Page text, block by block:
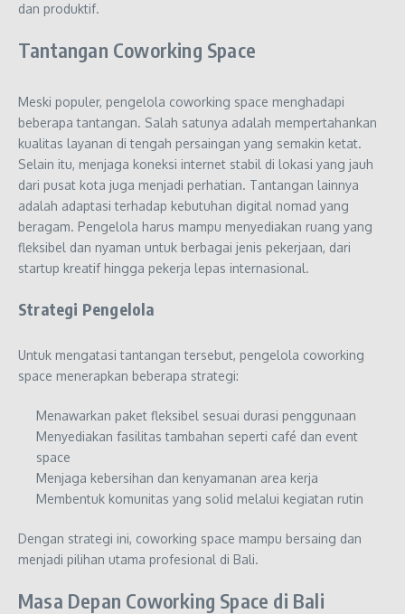
dan produktif.
Tantangan Coworking Space
Meski populer, pengelola coworking space menghadapi
beberapa tantangan. Salah satunya adalah mempertahankan
kualitas layanan di tengah persaingan yang semakin ketat.
Selain itu, menjaga koneksi internet stabil di lokasi yang jauh
dari pusat kota juga menjadi perhatian. Tantangan lainnya
adalah adaptasi terhadap kebutuhan digital nomad yang
beragam. Pengelola harus mampu menyediakan ruang yang
fleksibel dan nyaman untuk berbagai jenis pekerjaan, dari
startup kreatif hingga pekerja lepas internasional.
Strategi Pengelola
Untuk mengatasi tantangan tersebut, pengelola coworking
space menerapkan beberapa strategi:
Menawarkan paket fleksibel sesuai durasi penggunaan
Menyediakan fasilitas tambahan seperti café dan event
space
Menjaga kebersihan dan kenyamanan area kerja
Membentuk komunitas yang solid melalui kegiatan rutin
Dengan strategi ini, coworking space mampu bersaing dan
menjadi pilihan utama profesional di Bali.
Masa Depan Coworking Space di Bali